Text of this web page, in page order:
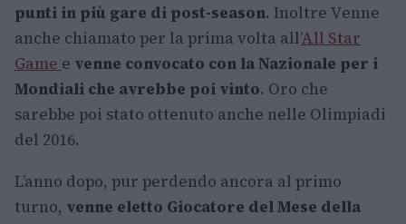
punti in più gare di post-season. Inoltre Venne
anche chiamato per la prima volta all’All Star
Game e venne convocato con la Nazionale per i
Mondiali che avrebbe poi vinto. Oro che
sarebbe poi stato ottenuto anche nelle Olimpiadi
del 2016.
L’anno dopo, pur perdendo ancora al primo
turno, venne eletto Giocatore del Mese della